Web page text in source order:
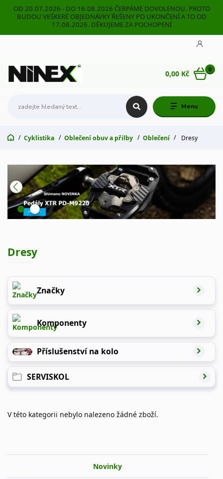
OD 20.07.2026 - DO 16.08.2026 ČERPÁME DOVOLENOU. PROTO
BUDOU VEŠKERÉ OBJEDNÁVKY ŘEŠENY PO UKONČENÍ A TO OD
17.08.2026. DĚKUJEME ZA POCHOPENÍ
Menu
0
0,00 Kč
Cyklistika Oblečení obuv a přilby Oblečení Dresy
Dresy
Značky
Komponenty
Příslušenství na kolo
SERVISKOL
V této kategorii nebylo nalezeno žádné zboží.
Novinky